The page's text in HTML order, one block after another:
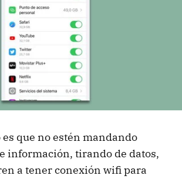
es que no estén mandando
información, tirando de datos,
a tener conexión wifi para